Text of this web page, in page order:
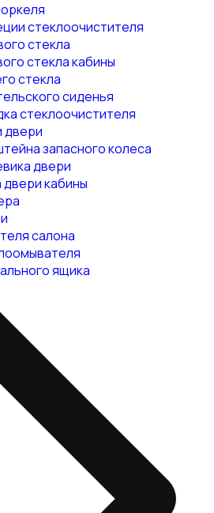
стеклоочистителя
стекла
стекла кабины
стекла
сиденья
стеклоочистителя
двери
запасного колеса
двери
кабины
салона
ящика